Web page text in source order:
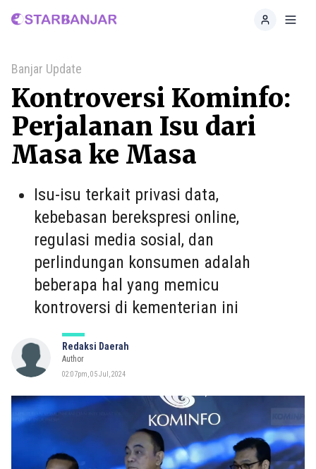
Home
Banjar Update
Kontroversi Kominfo:
Perjalanan Isu dari
Masa ke Masa
Isu-isu terkait privasi data,
kebebasan berekspresi online,
regulasi media sosial, dan
perlindungan konsumen adalah
beberapa hal yang memicu
kontroversi di kementerian ini
Redaksi Daerah
Author
02:07pm, 05 Jul, 2024